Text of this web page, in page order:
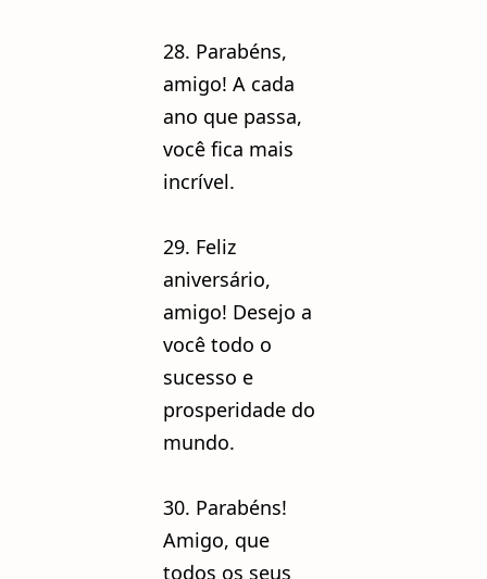
28. Parabéns,
amigo! A cada
ano que passa,
você fica mais
incrível.
29. Feliz
aniversário,
amigo! Desejo a
você todo o
sucesso e
prosperidade do
mundo.
30. Parabéns!
Amigo, que
todos os seus